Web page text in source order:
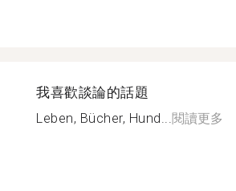
我喜歡談論的話題
Leben, Bücher, Hund...閱讀更多